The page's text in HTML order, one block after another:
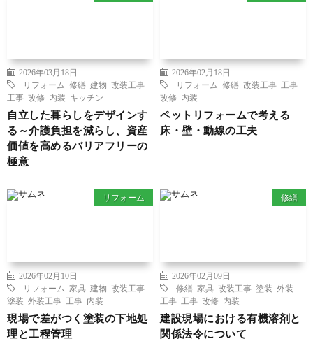
2026年03月18日
リフォーム
修繕 建物 改装工事
工事 改修 内装 キッチン
自立した暮らしをデザインす
る～介護負担を減らし、資産
価値を高めるバリアフリーの
極意
2026年02月18日
リフォーム
修繕 改装工事 工事
改修
内装
ペットリフォームで考える
床・壁・動線の工夫
リフォーム
2026年02月10日
リフォーム
家具 建物 改装工事
塗装 外装工事 工事 内装
現場で差がつく塗装の下地処
理と工程管理
修繕
2026年02月09日
修繕 家具 改装工事 塗装 外装
工事 工事 改修 内装
建設現場における有機溶剤と
関係法令について